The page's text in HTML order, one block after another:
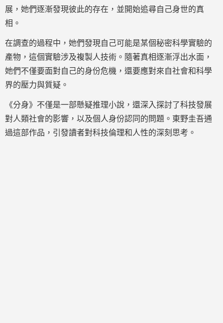
展，她們逐漸發現彼此的存在，並開始追尋自己身世的真
相。
在調查的過程中，她們發現自己可能是某個秘密科學實驗的
產物，這個實驗涉及複製人技術。隨著真相逐漸浮出水面，
她們不僅要面對自己的身份危機，還要應對來自社會和科學
界的壓力與質疑。
《分身》不僅是一部懸疑推理小說，還深入探討了科技發展
對人類社會的影響，以及個人身份認同的問題。東野圭吾通
過這部作品，引發讀者對科技倫理和人性的深刻思考。